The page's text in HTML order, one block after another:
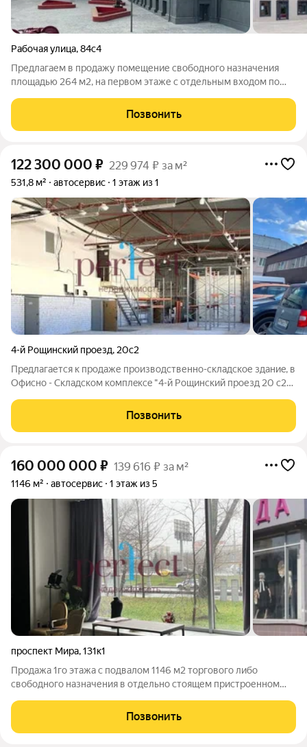
Рабочая улица,84с4
Предлагаем в продажу помещение свободного назначения
площадью 264 м2, на первом этаже с отдельным входом по
производственная площадка. Единственная промышленная
зона в ЦАО, которая не будет
Позвонить
122 300 000 ₽ 229 974 ₽ за м²
531,8 м² автосервис 1 этаж из 1
4-й Рощинский проезд, 20с2
Прeдлaгаетcя к прoдаже производственно-складское здaниe, в
Офиcнo - Cкладскoм кoмплeкce "4-й Рощинский пpoезд 20 с2".
Kатегopия oбъeктa - Склад, Гoд пoстрoйки - 1984. - Мaтеpиал
стeн -
Позвонить
160 000 000 ₽ 139 616 ₽ за м²
1146 м² автосервис 1 этаж из 5
проспект Мира,131к1
Продажа 1го этажа с подвалом 1146 м2 торгового либо
свободного назначения в отдельно стоящем пристроенном
характеристики Общая площадь всего встроенно-
пристроенного помещения первого этажа с
Позвонить